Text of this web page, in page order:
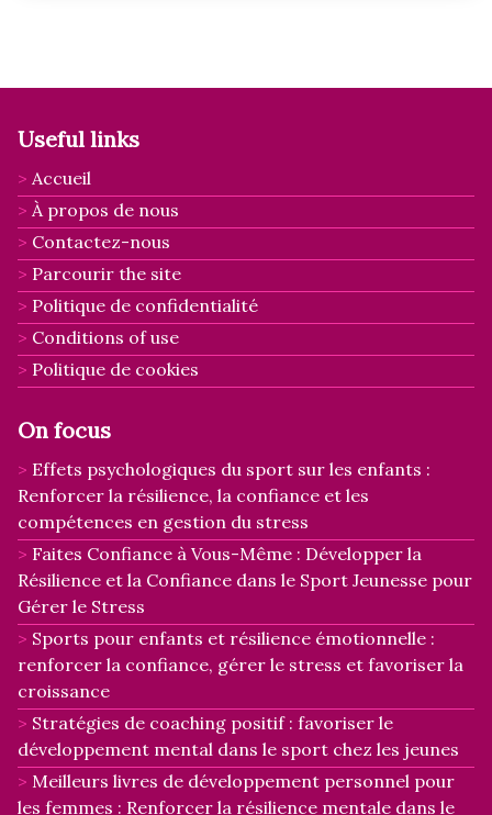
Useful links
Accueil
À propos de nous
Contactez-nous
Parcourir the site
Politique de confidentialité
Conditions of use
Politique de cookies
On focus
Effets psychologiques du sport sur les enfants :
Renforcer la résilience, la confiance et les
compétences en gestion du stress
Faites Confiance à Vous-Même : Développer la
Résilience et la Confiance dans le Sport Jeunesse pour
Gérer le Stress
Sports pour enfants et résilience émotionnelle :
renforcer la confiance, gérer le stress et favoriser la
croissance
Stratégies de coaching positif : favoriser le
développement mental dans le sport chez les jeunes
Meilleurs livres de développement personnel pour
les femmes : Renforcer la résilience mentale dans le